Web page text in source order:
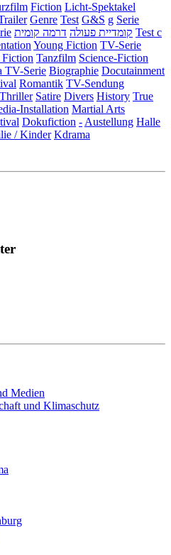
Fiction Licht-Spektakel
Genre Test G&S g Serie
קומדיית פעולה דרמה קומית
Test c
Young Fiction TV-Serie
Fiction Tanzfilm Science-Fiction
TV-Serie Biographie Docutainment
Romantik TV-Sendung
Satire Divers History True
Installation Martial Arts
Dokufiction -Austellung Halle
/ Kinder Kdrama